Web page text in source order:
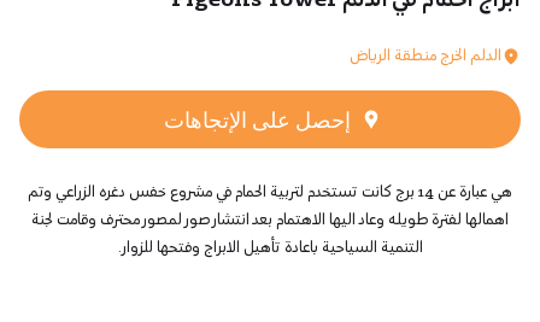
الدلم الخرج منطقة الرياض
إحصل على الإتجاهات
هي عبارة عن 14 برج كانت تستخدم لتربية الحمام في مشروع خفس دغره الزراعي وتم
اهمالها لفترة طويله وعاد اليها الاهتمام بعد انتشار صور لمصور محترف وقامت لجنة
التنمية السياحية باعادة تأهيل الابراج وفتحها للزوار.